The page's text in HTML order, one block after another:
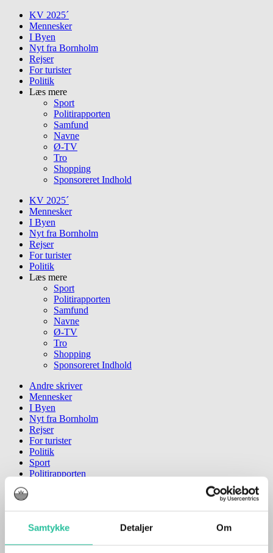
Samtykke Detaljer Om
Skip
content
KV 2025´
Mennesker
I Byen
Nyt fra Bornholm
Rejser
For turister
Politik
Læs mere
Sport
Politirapporten
Samfund
Navne
Ø-TV
Tro
Shopping
Sponsoreret Indhold
KV 2025´
Mennesker
I Byen
Nyt fra Bornholm
Rejser
For turister
Politik
Læs mere
Sport
Politirapporten
Samfund
Navne
Ø-TV
Tro
Shopping
Sponsoreret Indhold
Andre skriver
Mennesker
I Byen
Nyt fra Bornholm
Rejser
For turister
Politik
Sport
Politirapporten
Shopping